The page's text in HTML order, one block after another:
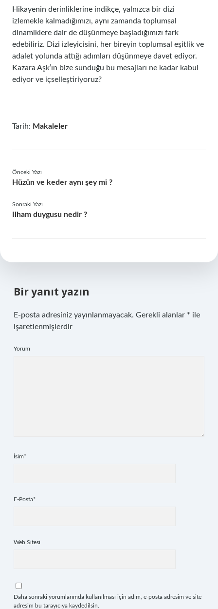
Hikayenin derinliklerine indikçe, yalnızca bir dizi
izlemekle kalmadığımızı, aynı zamanda toplumsal
dinamiklere dair de düşünmeye başladığımızı fark
edebiliriz. Dizi izleyicisini, her bireyin toplumsal eşitlik ve
adalet yolunda attığı adımları düşünmeye davet ediyor.
Kazara Aşk’ın bize sunduğu bu mesajları ne kadar kabul
ediyor ve içselleştiriyoruz?
Tarih: Makaleler
Önceki Yazı
Hüzün ve keder aynı şey mi ?
Sonraki Yazı
Ilham duygusu nedir ?
Bir yanıt yazın
E-posta adresiniz yayınlanmayacak. Gerekli alanlar * ile
işaretlenmişlerdir
Yorum
İsim*
E-Posta*
Web Sitesi
Daha sonraki yorumlarımda kullanılması için adım, e-posta adresim ve site
adresim bu tarayıcıya kaydedilsin.